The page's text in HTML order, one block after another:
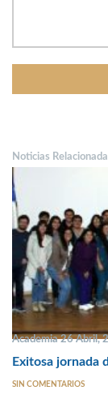
Noticias
Academia 26 Abril,
Exitosa jornada
SIN COMENTARIOS